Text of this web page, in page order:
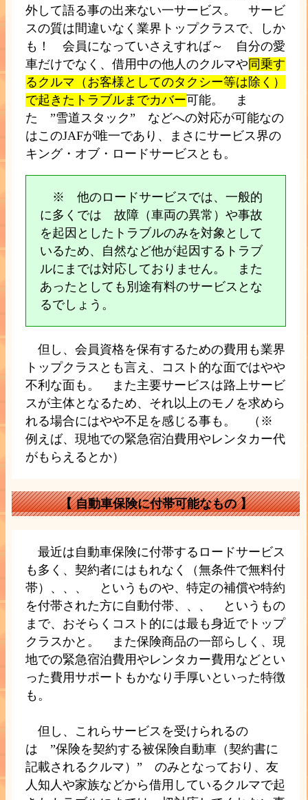
外して語る事の出来ない一サービス。 サービ
スの質は間違いなく業界トップクラスで、しか
も！ 会員になっていさえすれば～ 自分の愛
車だけでなく、借用中の他人のクルマや 同乗す
るクルマ（お客様としてのタクシー等は除く）
で起きたトラブルまでカバー可能。 ま
た ”雪道スタック” などへの対応が可能なの
はこのJAFが唯一であり、まさにサービス界の
キング・オブ・ロードサービスとも。
※ 他のロードサービスでは、一般的
に多くでは 故障（車両の異常）や事故
を起因としたトラブルのみを対象として
いるため、自然など他が起因するトラブ
ルにまでは対応しておりません。 また
あったとしても別途有料のサービスとな
るでしょう。
但し、会員資格を保有するための費用も業界
トップクラスとも言え、コスト的な面ではやや
不利な面も。 また主要サービスは路上サービ
スが主体となるため、それ以上のモノを求めら
れる場合にはやや不足を感じる事も。 （※
例えば、現地での緊急宿泊費用やレンタカー代
がもらえるとか）
【自動車保険に付帯可能なもの】
最近は自動車保険に付帯するロードサービス
も多く、契約者にはもれなく（無条件で無料付
帯）、、、 というものや、特定の補償や特約
を付帯された方に自動付帯、、、 というもの
まで、おそらくコスト的には最も身近でトップ
クラスかと。 また保険商品の一部らしく、現
地での緊急宿泊費用やレンタカー費用などとい
った費用サポートもかなり手厚いといった特徴
も。
但し、これらサービスを受けられるの
は ”保険を契約する被保険自動車（契約書に
記載されるクルマ）” のみとなっており、友
人知人や家族などから借用しているクルマで起